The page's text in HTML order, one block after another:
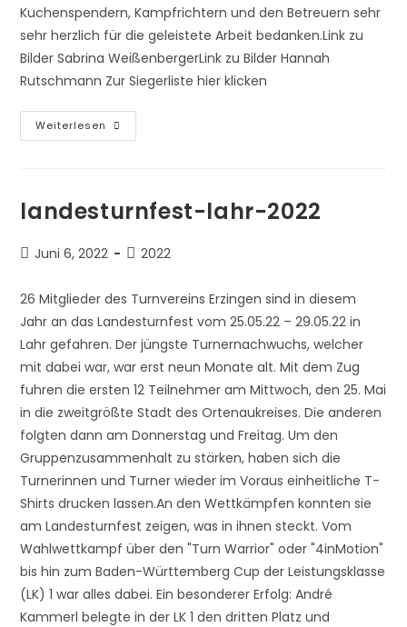
Kuchenspendern, Kampfrichtern und den Betreuern sehr
sehr herzlich für die geleistete Arbeit bedanken.Link zu
Bilder Sabrina WeißenbergerLink zu Bilder Hannah
Rutschmann Zur Siegerliste hier klicken
Weiterlesen Kinderturnfest-
2022
landesturnfest-lahr-2022
Beitrag
Juni 6, 2022
Beitrags-
2022
26 Mitglieder des Turnvereins Erzingen sind in diesem
Jahr an das Landesturnfest vom 25.05.22 – 29.05.22 in
Lahr gefahren. Der jüngste Turnernachwuchs, welcher
mit dabei war, war erst neun Monate alt. Mit dem Zug
fuhren die ersten 12 Teilnehmer am Mittwoch, den 25. Mai
in die zweitgrößte Stadt des Ortenaukreises. Die anderen
folgten dann am Donnerstag und Freitag. Um den
Gruppenzusammenhalt zu stärken, haben sich die
Turnerinnen und Turner wieder im Voraus einheitliche T-
Shirts drucken lassen.An den Wettkämpfen konnten sie
am Landesturnfest zeigen, was in ihnen steckt. Vom
Wahlwettkampf über den "Turn Warrior" oder "4inMotion"
bis hin zum Baden-Württemberg Cup der Leistungsklasse
(LK) 1 war alles dabei. Ein besonderer Erfolg: André
Kammerl belegte in der LK 1 den dritten Platz und